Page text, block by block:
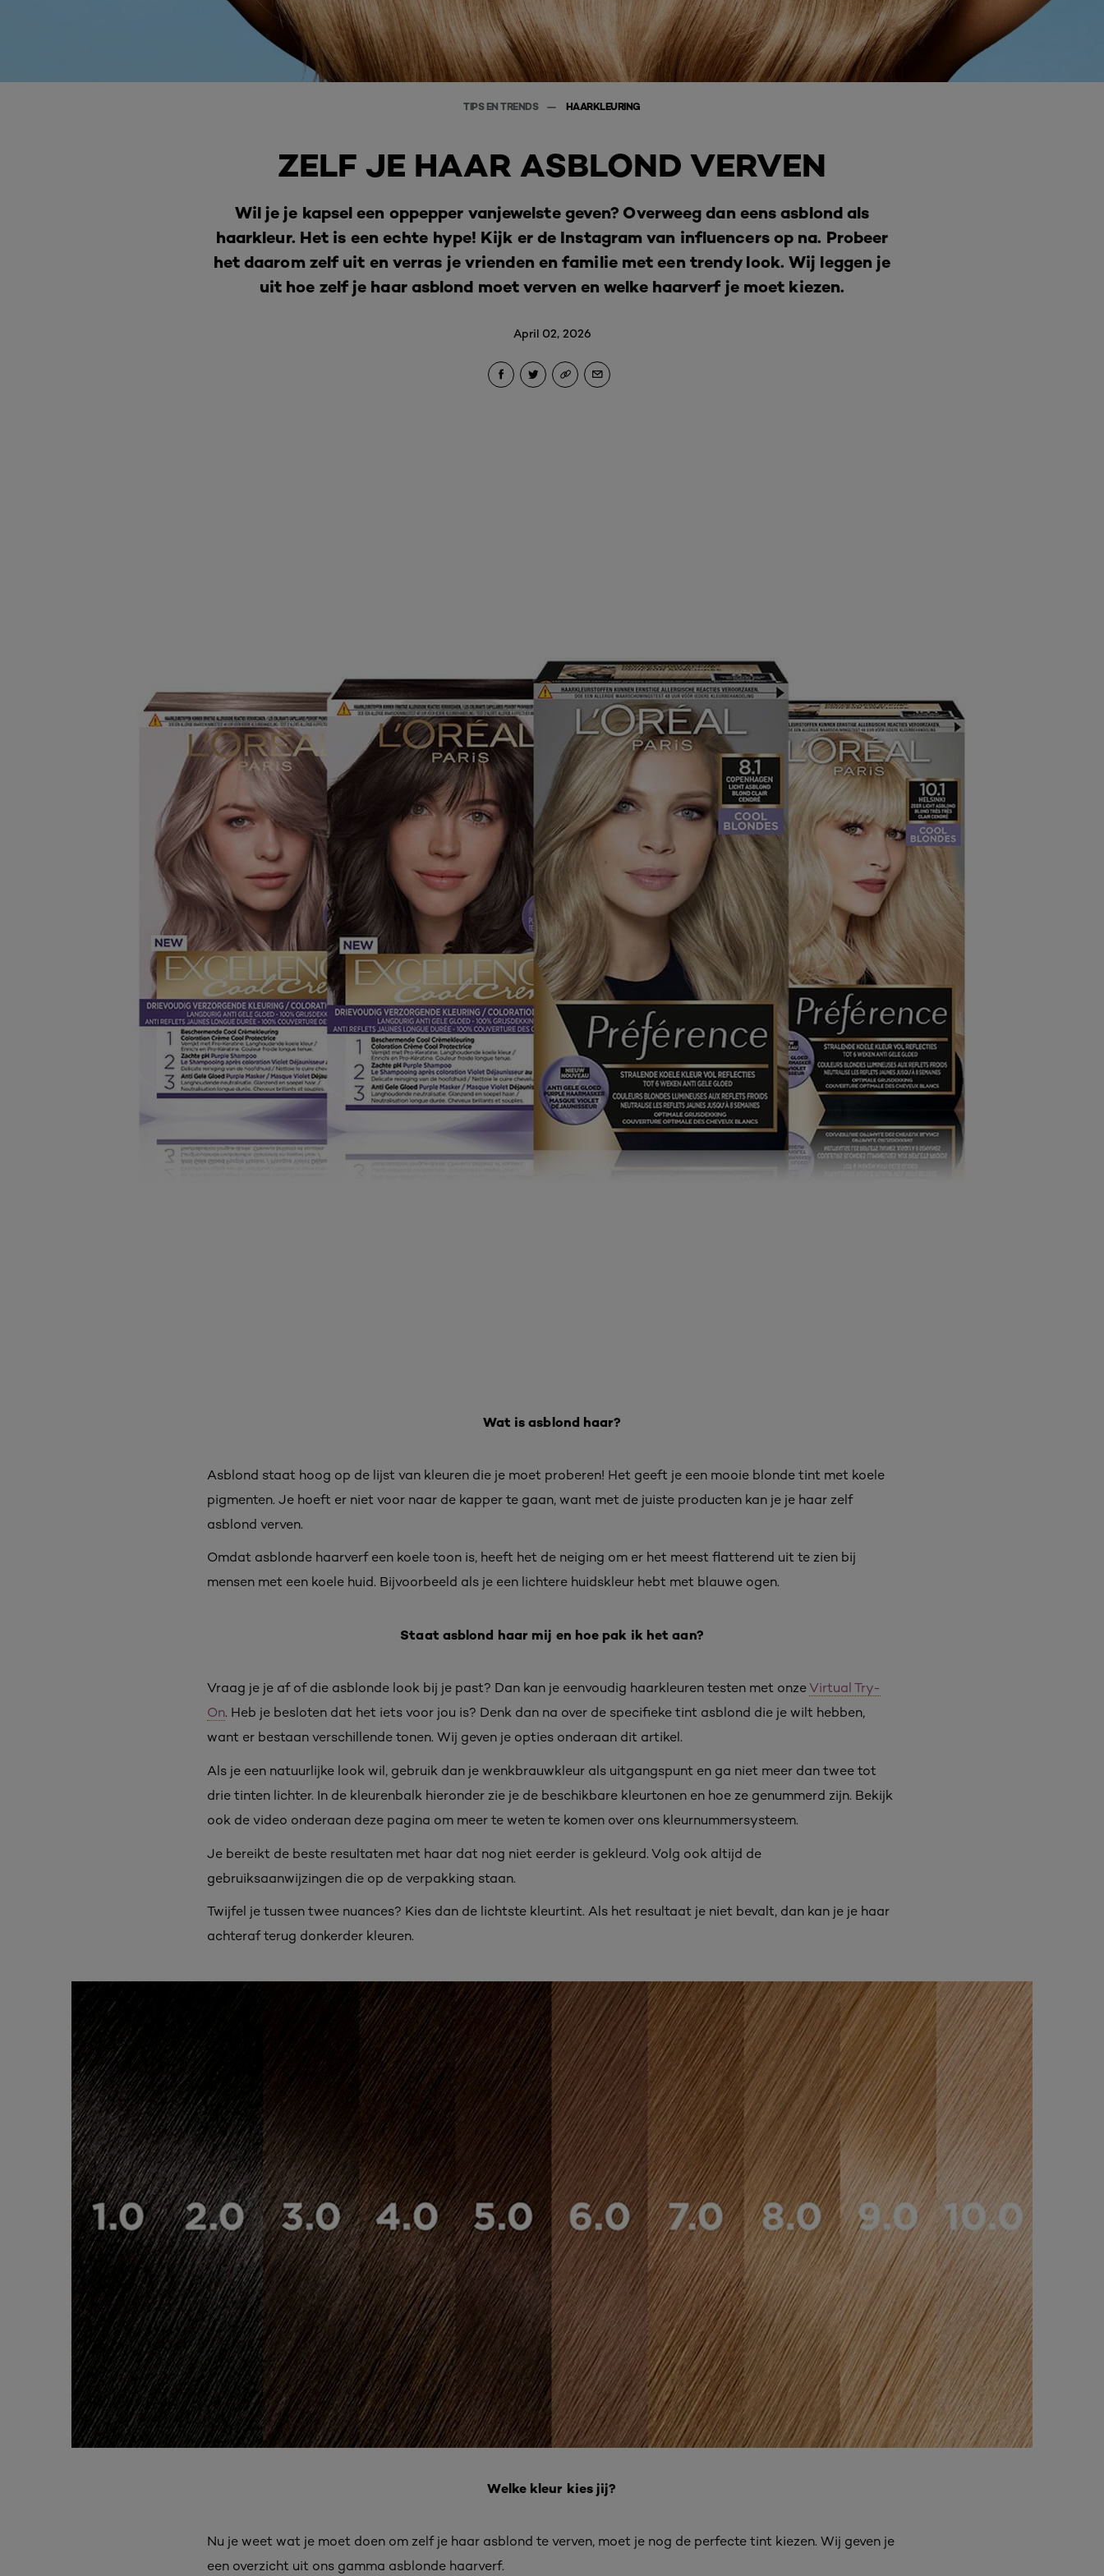
TIPS EN TRENDS HAARKLEURING
ZELF JE HAAR ASBLOND VERVEN
Wil je je kapsel een oppepper vanjewelste geven? Overweeg dan eens asblond als
haarkleur. Het is een echte hype! Kijk er de Instagram van influencers op na. Probeer
het daarom zelf uit en verras je vrienden en familie met een trendy look. Wij leggen je
uit hoe zelf je haar asblond moet verven en welke haarverf je moet kiezen.
April 02, 2026
Wat is asblond haar?
Asblond staat hoog op de lijst van kleuren die je moet proberen! Het geeft je een mooie blonde tint met koele
pigmenten. Je hoeft er niet voor naar de kapper te gaan, want met de juiste producten kan je je haar zelf
asblond verven.
Omdat asblonde haarverf een koele toon is, heeft het de neiging om er het meest flatterend uit te zien bij
mensen met een koele huid. Bijvoorbeeld als je een lichtere huidskleur hebt met blauwe ogen.
Staat asblond haar mij en hoe pak ik het aan?
Vraag je je af of die asblonde look bij je past? Dan kan je eenvoudig haarkleuren testen met onzeVirtual Try-
On. Heb je besloten dat het iets voor jou is? Denk dan na over de specifieke tint asblond die je wilt hebben,
want er bestaan verschillende tonen. Wij geven je opties onderaan dit artikel.
Als je een natuurlijke look wil, gebruik dan je wenkbrauwkleur als uitgangspunt en ga niet meer dan twee tot
drie tinten lichter. In de kleurenbalk hieronder zie je de beschikbare kleurtonen en hoe ze genummerd zijn. Bekijk
ook de video onderaan deze pagina om meer te weten te komen over ons kleurnummersysteem.
Je bereikt de beste resultaten met haar dat nog niet eerder is gekleurd. Volg ook altijd de
gebruiksaanwijzingen die op de verpakking staan.
Twijfel je tussen twee nuances? Kies dan de lichtste kleurtint. Als het resultaat je niet bevalt, dan kan je je haar
achteraf terug donkerder kleuren.
Welke kleur kies jij?
Nu je weet wat je moet doen om zelf je haar asblond te verven, moet je nog de perfecte tint kiezen. Wij geven je
een overzicht uit ons gamma asblonde haarverf.